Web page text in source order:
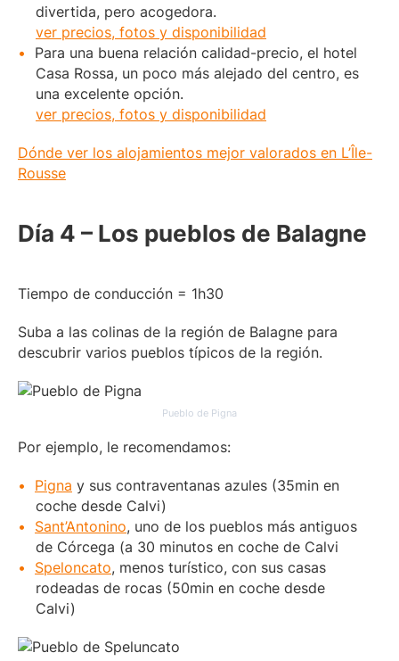
divertida, pero acogedora.
ver precios, fotos y disponibilidad
Para una buena relación calidad-precio, el hotel
Casa Rossa, un poco más alejado del centro, es
una excelente opción.
ver precios, fotos y disponibilidad
Dónde ver los alojamientos mejor valorados en L’Île-
Rousse
Día 4 – Los pueblos de Balagne
Tiempo de conducción = 1h30
Suba a las colinas de la región de Balagne para
descubrir varios pueblos típicos de la región.
Pueblo de Pigna
Por ejemplo, le recomendamos:
Pigna y sus contraventanas azules (35min en
coche desde Calvi)
Sant’Antonino, uno de los pueblos más antiguos
de Córcega (a 30 minutos en coche de Calvi
Speloncato, menos turístico, con sus casas
rodeadas de rocas (50min en coche desde
Calvi)